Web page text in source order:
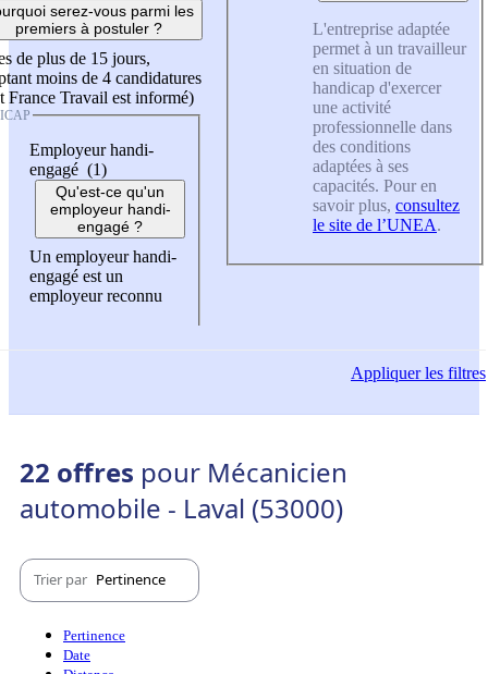
serez-vous parmi les
premiers à postuler ?
de plus de 15 jours,
moins de 4 candidatures
France Travail est informé)
Employeur handi-
engagé (1)
Qu'est-ce qu'un
employeur handi-
engagé ?
Un employeur handi-
engagé est un
employeur reconnu
L'entreprise adaptée
permet à un travailleur
en situation de
handicap d'exercer
une activité
professionnelle dans
des conditions
adaptées à ses
capacités. Pour en
savoir plus, consultez
le site de l’UNEA.
Appliquerles filtres
22 offres pour Mécanicien
automobile - Laval (53000)
Trier par Pertinence
Pertinence
Date